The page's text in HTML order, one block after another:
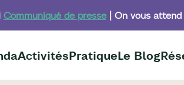
Communiqué de presse| On vous attend
ActivitésPratiqueLe Blog